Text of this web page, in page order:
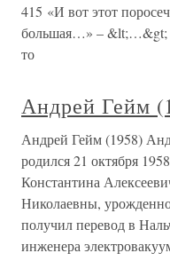
415 «И вот этот
большая…» – &lt;…&gt;
то
Андрей Гейм
Андрей Гейм (1958)
родился 21 октября
Константина
Николаевны,
получил перевод в
инженера